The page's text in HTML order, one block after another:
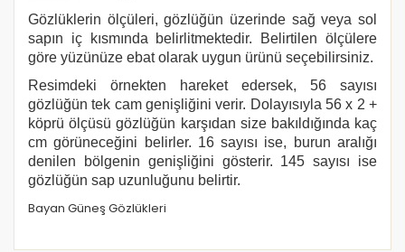
Gözlüklerin ölçüleri, gözlüğün üzerinde sağ veya sol
sapın iç kısmında belirlitmektedir. Belirtilen ölçülere
göre yüzünüze ebat olarak uygun ürünü seçebilirsiniz.
Resimdeki örnekten hareket edersek, 56 sayısı
gözlüğün tek cam genişliğini verir. Dolayısıyla 56 x 2 +
köprü ölçüsü gözlüğün karşıdan size bakıldığında kaç
cm görüneceğini belirler. 16 sayısı ise, burun aralığı
denilen bölgenin genişliğini gösterir. 145 sayısı ise
gözlüğün sap uzunluğunu belirtir.
Bayan Güneş Gözlükleri